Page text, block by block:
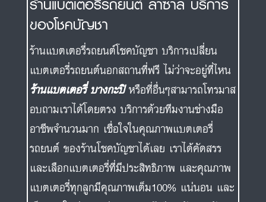
ร้านแบตเตอรี่ บางกะปิหรือที่อื่นๆสามารถโทรมาส
อบถามเราได้โดยตรง บริการด้วยทีมงานช่างมือ
อาชีพจำนวนมาก เชื่อใจในคุณภาพแบตเตอรี่
รถยนต์ ของร้านโชคบัญชาได้เลย เราได้คัดสรร
และเลือกแบตเตอรี่ที่มีประสิทธิภาพ และคุณภาพ
แบตเตอรี่ทุกลูกมีคุณภาพเต็ม100% แน่นอน และ
เป็นของใหม่แกะกล่อง ของแท้ มีการรับประกัน
การใช้งานไม่ต่ำกว่า 1 ปี พร้อมด้วยราคา
แบตเตอรี่รถยนต์ ที่ถูกกว่าร้านอื่นๆอย่างแน่นอน
เพราะเราเป็นตัวแทนรายใหญ่ เวลาเราสั่ง